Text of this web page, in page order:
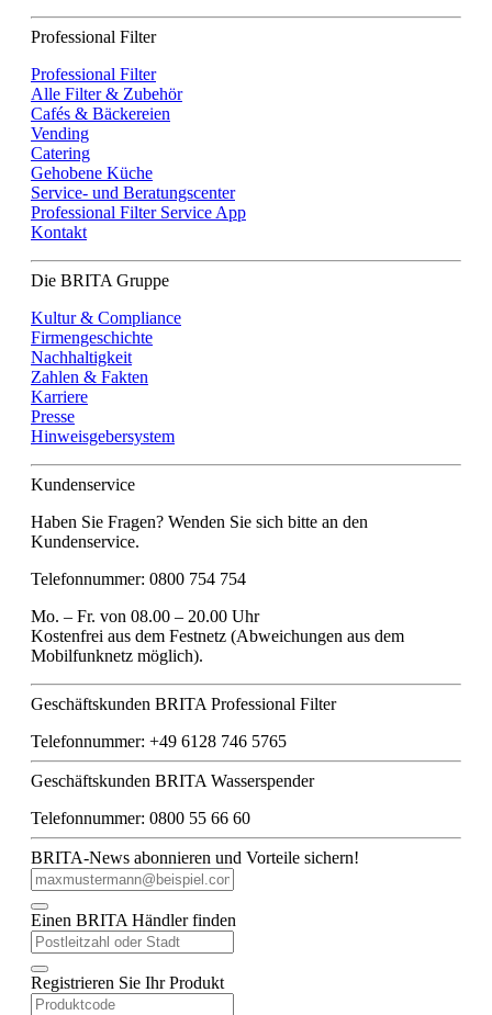
Professional Filter
Professional Filter
Alle Filter & Zubehör
Cafés & Bäckereien
Vending
Catering
Gehobene Küche
Service- und Beratungscenter
Professional Filter Service App
Kontakt
Die BRITA Gruppe
Kultur & Compliance
Firmengeschichte
Nachhaltigkeit
Zahlen & Fakten
Karriere
Presse
Hinweisgebersystem
Kundenservice
Haben Sie Fragen? Wenden Sie sich bitte an den
Kundenservice.
Telefonnummer: 0800 754 754
Mo. – Fr. von 08.00 – 20.00 Uhr
Kostenfrei aus dem Festnetz (Abweichungen aus dem
Mobilfunknetz möglich).
Geschäftskunden BRITA Professional Filter
Telefonnummer: +49 6128 746 5765
Geschäftskunden BRITA Wasserspender
Telefonnummer: 0800 55 66 60
BRITA-News abonnieren und Vorteile sichern!
Einen BRITA Händler finden
Registrieren Sie Ihr Produkt